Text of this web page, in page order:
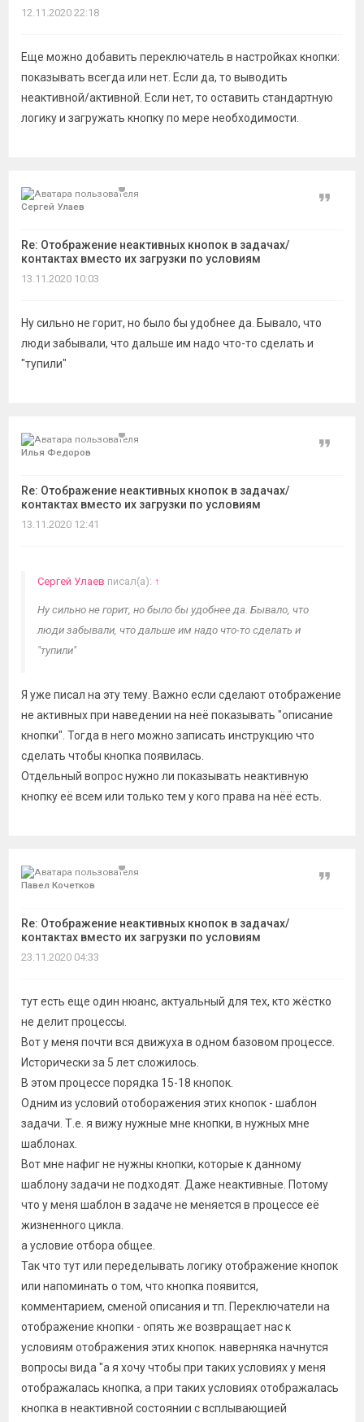
12.11.2020 22:18
Еще можно добавить переключатель в настройках кнопки:
показывать всегда или нет. Если да, то выводить
неактивной/активной. Если нет, то оставить стандартную
логику и загружать кнопку по мере необходимости.
Сергей Улаев
Re: Отображение неактивных кнопок в задачах/
контактах вместо их загрузки по условиям
Цитата
13.11.2020 10:03
Ну сильно не горит, но было бы удобнее да. Бывало, что
люди забывали, что дальше им надо что-то сделать и
"тупили"
Илья Федоров
Re: Отображение неактивных кнопок в задачах/
контактах вместо их загрузки по условиям
Цитата
13.11.2020 12:41
Сергей Улаев писал(а): ↑
Ну сильно не горит, но было бы удобнее да. Бывало, что
люди забывали, что дальше им надо что-то сделать и
"тупили"
Я уже писал на эту тему. Важно если сделают отображение
не активных при наведении на неё показывать "описание
кнопки". Тогда в него можно записать инструкцию что
сделать чтобы кнопка появилась.
Отдельный вопрос нужно ли показывать неактивную
кнопку её всем или только тем у кого права на нёё есть.
Павел Кочетков
Re: Отображение неактивных кнопок в задачах/
контактах вместо их загрузки по условиям
Цитата
23.11.2020 04:33
тут есть еще один нюанс, актуальный для тех, кто жёстко
не делит процессы.
Вот у меня почти вся движуха в одном базовом процессе.
Исторически за 5 лет сложилось.
В этом процессе порядка 15-18 кнопок.
Одним из условий отоборажения этих кнопок - шаблон
задачи. Т.е. я вижу нужные мне кнопки, в нужных мне
шаблонах.
Вот мне нафиг не нужны кнопки, которые к данному
шаблону задачи не подходят. Даже неактивные. Потому
что у меня шаблон в задаче не меняется в процессе её
жизненного цикла.
а условие отбора общее.
Так что тут или переделывать логику отображение кнопок
или напоминать о том, что кнопка появится,
комментарием, сменой описания и тп. Переключатели на
отображение кнопки - опять же возвращает нас к
условиям отображения этих кнопок. наверняка начнутся
вопросы вида "а я хочу чтобы при таких условиях у меня
отображалась кнопка, а при таких условиях отображалась
кнопка в неактивной состоянии с всплывающией